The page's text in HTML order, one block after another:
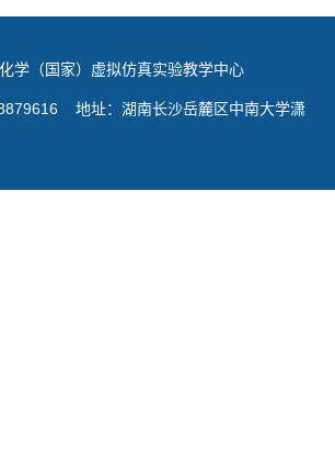
学（国家）虚拟仿真实验教学中心
地址：湖南长沙岳麓区中南大学潇